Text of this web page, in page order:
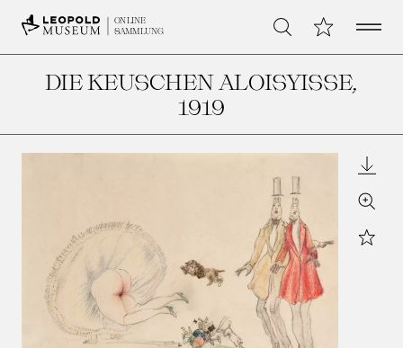
ONLINE
SAMMLUNG
Suche Meine Open
DIE KEUSCHEN ALOISYISSE,
1919
Zoom
Star